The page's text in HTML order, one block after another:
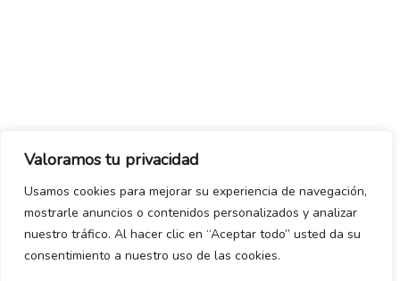
Valoramos tu privacidad
Usamos cookies para mejorar su experiencia de navegación,
mostrarle anuncios o contenidos personalizados y analizar
nuestro tráfico. Al hacer clic en “Aceptar todo” usted da su
consentimiento a nuestro uso de las cookies.